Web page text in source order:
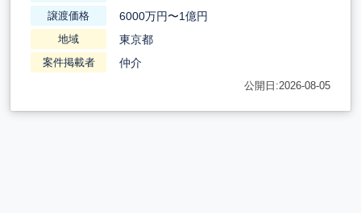
譲渡価格 6000万円〜1億円
地域 東京都
案件掲載者 仲介
公開日:2026-08-05